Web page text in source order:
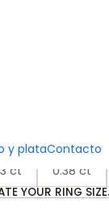
y plataContacto
Oro
CARATS
ct 0.38 ct
YOUR RING SIZE.